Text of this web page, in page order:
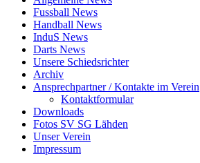
Fussball News
Handball News
InduS News
Darts News
Unsere Schiedsrichter
Archiv
Ansprechpartner / Kontakte im Verein
Kontaktformular
Downloads
Fotos SV SG Lähden
Unser Verein
Impressum